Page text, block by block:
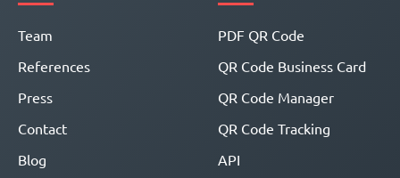
Team
References
Press
Contact
Blog
PDF QR Code
QR Code Business Card
QR Code Manager
QR Code Tracking
API